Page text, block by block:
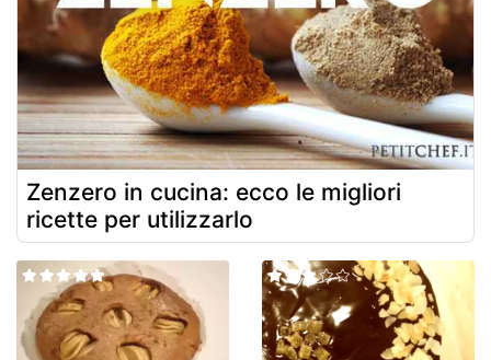
Zenzero in cucina: ecco le migliori
ricette per utilizzarlo